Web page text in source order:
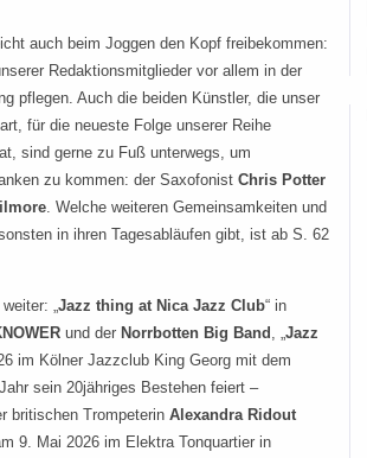
auch beim Joggen den Kopf freibekommen:
Redaktionsmitglieder vor allem in der
pflegen. Auch die beiden Künstler, die unser
für die neueste Folge unserer Reihe
sind gerne zu Fuß unterwegs, um
zu kommen: der Saxofonist Chris Potter
. Welche weiteren Gemeinsamkeiten und
in ihren Tagesabläufen gibt, ist ab S. 62
„ Jazz thing at Nica Jazz Club“ in
und der Norrbotten Big Band
Jazz
im Kölner Jazzclub King Georg mit dem
sein 20jähriges Bestehen feiert –
britischen Trompeterin Alexandra Ridout
9. Mai 2026 im Elektra Tonquartier in